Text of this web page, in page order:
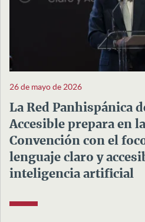
26 de mayo de 2026
La Red Panhispánica
Accesible prepara en
Convención con el
lenguaje claro y
inteligencia artificial